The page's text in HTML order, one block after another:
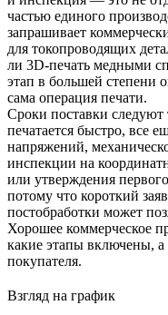
частью единого
запрашивает
для токопроводящих
ли 3D-печать медными
этап в большей степени
сама операция печати.
Сроки поставки следуют
печатается быстро, все
напряжений,
инспекции на
или утверждения
потому что короткий
постобработки может
Хорошее коммерческое
какие этапы включены,
покупателя.
Взгляд на график